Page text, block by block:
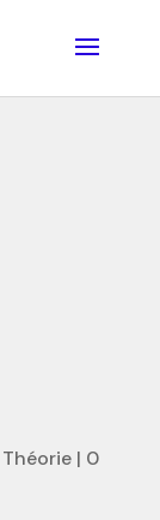
Théorie| 0